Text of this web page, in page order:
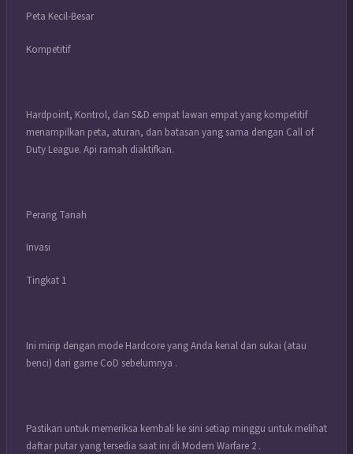
Peta Kecil-Besar
Kompetitif
Hardpoint, Kontrol, dan S&D empat lawan empat yang kompetitif
menampilkan peta, aturan, dan batasan yang sama dengan Call of
Duty League. Api ramah diaktifkan.
Perang Tanah
Invasi
Tingkat 1
Ini mirip dengan mode Hardcore yang Anda kenal dan sukai (atau
benci) dari game CoD sebelumnya .
Pastikan untuk memeriksa kembali ke sini setiap minggu untuk melihat
daftar putar yang tersedia saat ini di Modern Warfare 2 .